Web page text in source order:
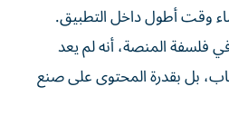
وقت أطول داخل التطبيق.
فلسفة المنصة، أنه لم يعد
بل بقدرة المحتوى على صنع